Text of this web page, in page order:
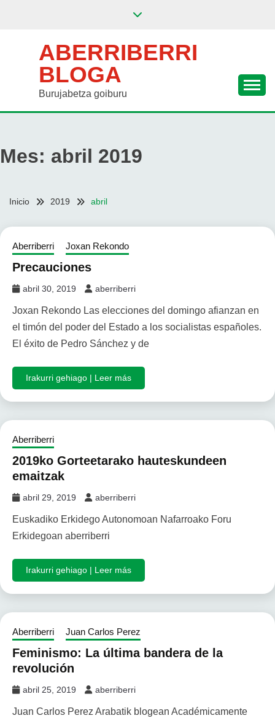
ABERRIBERRI
BLOGA
Burujabetza goiburu
Mes: abril 2019
Inicio 2019 abril
Aberriberri Joxan Rekondo
Precauciones
abril 30, 2019 aberriberri
Joxan Rekondo Las elecciones del domingo afianzan en
el timón del poder del Estado a los socialistas españoles.
El éxito de Pedro Sánchez y de
Irakurri gehiago | Leer más
Aberriberri
2019ko Gorteetarako hauteskundeen
emaitzak
abril 29, 2019 aberriberri
Euskadiko Erkidego Autonomoan Nafarroako Foru
Erkidegoan aberriberri
Irakurri gehiago | Leer más
Aberriberri Juan Carlos Perez
Feminismo: La última bandera de la
revolución
abril 25, 2019 aberriberri
Juan Carlos Perez Arabatik blogean Académicamente